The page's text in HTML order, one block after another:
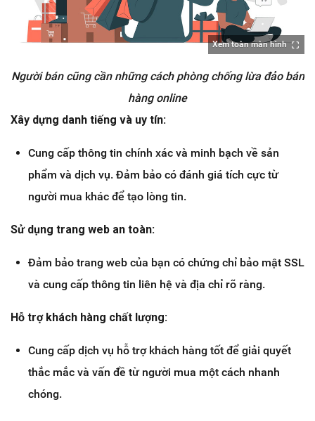
Xem toàn màn hình
Người bán cũng cần những cách phòng chống lừa đảo bán
hàng online
Xây dựng danh tiếng và uy tín:
Cung cấp thông tin chính xác và minh bạch về sản
phẩm và dịch vụ. Đảm bảo có đánh giá tích cực từ
người mua khác để tạo lòng tin.
Sử dụng trang web an toàn:
Đảm bảo trang web của bạn có chứng chỉ bảo mật SSL
và cung cấp thông tin liên hệ và địa chỉ rõ ràng.
Hỗ trợ khách hàng chất lượng:
Cung cấp dịch vụ hỗ trợ khách hàng tốt để giải quyết
thắc mắc và vấn đề từ người mua một cách nhanh
chóng.